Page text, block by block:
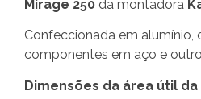
Mirage 250 da montadora
Confeccionada em alumínio,
componentes em aço e
Dimensões da área útil